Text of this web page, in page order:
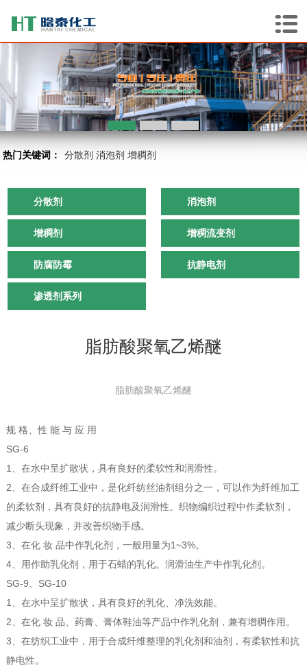
1 2 3
热门关键词： 分散剂 消泡剂 增稠剂
分散剂 消泡剂
增稠剂 增稠流变剂
防腐防霉 抗静电剂
渗透剂系列
脂肪酸聚氧乙烯醚
脂肪酸聚氧乙烯醚
规 格、性 能 与 应 用
SG-6
1、在水中呈扩散状，具有良好的柔软性和润滑性。
2、在合成纤维工业中，是化纤纺丝油剂组分之一，可以作为纤维加工
的柔软剂，具有良好的抗静电及润滑性。织物编织过程中作柔软剂，
减少断头现象，并改善织物手感。
3、在化 妆 品中作乳化剂，一般用量为1~3%。
4、用作助乳化剂，用于石蜡的乳化。润滑油生产中作乳化剂。
SG-9、SG-10
1、在水中呈扩散状，具有良好的乳化、净洗效能。
2、在化 妆 品、药膏、膏体鞋油等产品中作乳化剂，兼有增稠作用。
3、在纺织工业中，用于合成纤维整理的乳化剂和油剂，有柔软性和抗
静电性。